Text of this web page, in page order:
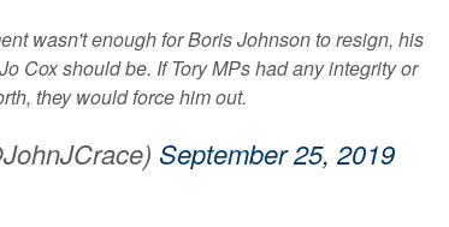
wasn't enough for Boris Johnson to resign, his
Cox should be. If Tory MPs had any integrity or
they would force him out.
September 25, 2019